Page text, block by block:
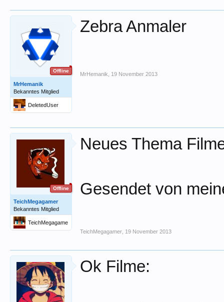
Offline
MrHemanik
Bekanntes Mitglied
DeletedUser
Zebra Anmaler
MrHemanik 19 November 2013
Offline
TeichMegagamer
Bekanntes Mitglied
TeichMegagame
r
Neues Thema
Gesendet von
TeichMegagamer 19 November 2013
Ok Filme: